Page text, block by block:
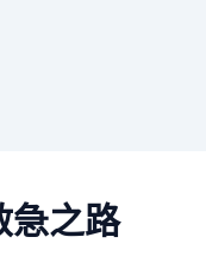
急之路